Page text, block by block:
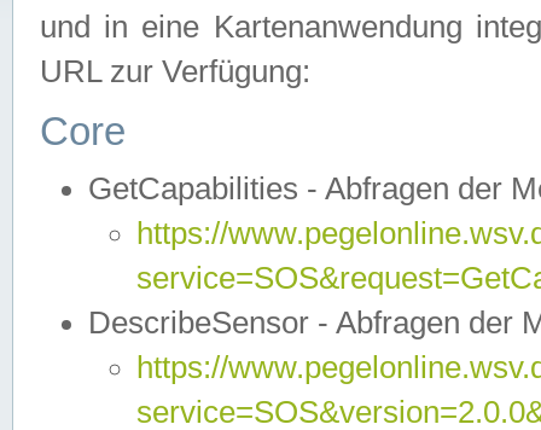
und in eine Kartenanwendung
URL zur Verfügung:
Core
GetCapabilities - Abfragen der
https://
DescribeSensor - Abfragen der
https://